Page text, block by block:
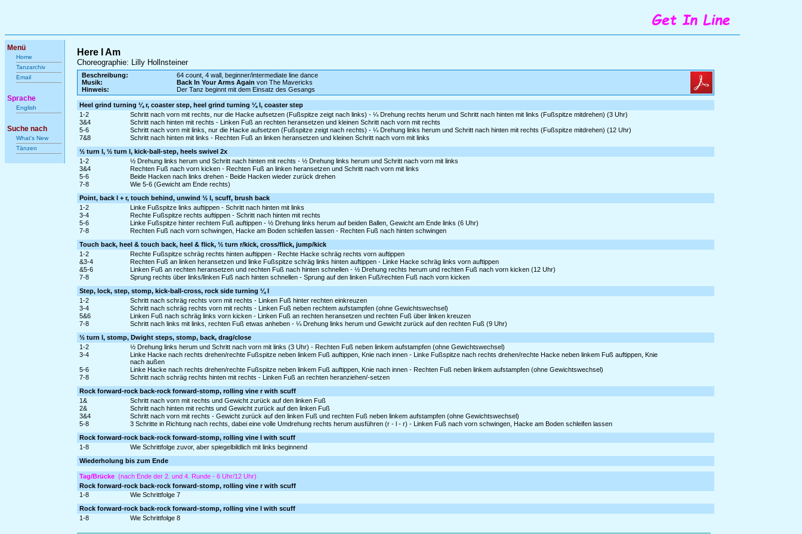
Menü
Home
Tanzarchiv
Email
Sprache
English
Suche nach
What's New
Tänzen
Here I Am
Choreographie: Lilly Hollnsteiner
Beschreibung:
64 count, 4 wall, beginner/intermediate line dance
Musik:
Back In Your Arms Again von The Mavericks
Hinweis:
Der Tanz beginnt mit dem Einsatz des Gesangs
Heel grind turning ¼ r, coaster step, heel grind turning ¼ l, coaster step
1-2
Schritt nach vorn mit rechts, nur die Hacke aufsetzen (Fußspitze zeigt nach links) - ¼ Drehung rechts herum und Schritt nach hinten mit links (Fußspitze mitdrehen) (3 Uhr)
3&4
Schritt nach hinten mit rechts - Linken Fuß an rechten heransetzen und kleinen Schritt nach vorn mit rechts
5-6
Schritt nach vorn mit links, nur die Hacke aufsetzen (Fußspitze zeigt nach rechts) - ¼ Drehung links herum und Schritt nach hinten mit rechts (Fußspitze mitdrehen) (12 Uhr)
7&8
Schritt nach hinten mit links - Rechten Fuß an linken heransetzen und kleinen Schritt nach vorn mit links
½ turn l, ½ turn l, kick-ball-step, heels swivel 2x
1-2
½ Drehung links herum und Schritt nach hinten mit rechts - ½ Drehung links herum und Schritt nach vorn mit links
3&4
Rechten Fuß nach vorn kicken - Rechten Fuß an linken heransetzen und Schritt nach vorn mit links
5-6
Beide Hacken nach links drehen - Beide Hacken wieder zurück drehen
7-8
Wie 5-6 (Gewicht am Ende rechts)
Point, back l + r, touch behind, unwind ½ l, scuff, brush back
1-2
Linke Fußspitze links auftippen - Schritt nach hinten mit links
3-4
Rechte Fußspitze rechts auftippen - Schritt nach hinten mit rechts
5-6
Linke Fußspitze hinter rechtem Fuß auftippen - ½ Drehung links herum auf beiden Ballen, Gewicht am Ende links (6 Uhr)
7-8
Rechten Fuß nach vorn schwingen, Hacke am Boden schleifen lassen - Rechten Fuß nach hinten schwingen
Touch back, heel & touch back, heel & flick, ½ turn r/kick, cross/flick, jump/kick
1-2
Rechte Fußspitze schräg rechts hinten auftippen - Rechte Hacke schräg rechts vorn auftippen
&3-4
Rechten Fuß an linken heransetzen und linke Fußspitze schräg links hinten auftippen - Linke Hacke schräg links vorn auftippen
&5-6
Linken Fuß an rechten heransetzen und rechten Fuß nach hinten schnellen - ½ Drehung rechts herum und rechten Fuß nach vorn kicken (12 Uhr)
7-8
Sprung rechts über links/linken Fuß nach hinten schnellen - Sprung auf den linken Fuß/rechten Fuß nach vorn kicken
Step, lock, step, stomp, kick-ball-cross, rock side turning ¼ l
1-2
Schritt nach schräg rechts vorn mit rechts - Linken Fuß hinter rechten einkreuzen
3-4
Schritt nach schräg rechts vorn mit rechts - Linken Fuß neben rechtem aufstampfen (ohne Gewichtswechsel)
5&6
Linken Fuß nach schräg links vorn kicken - Linken Fuß an rechten heransetzen und rechten Fuß über linken kreuzen
7-8
Schritt nach links mit links, rechten Fuß etwas anheben - ¼ Drehung links herum und Gewicht zurück auf den rechten Fuß (9 Uhr)
½ turn l, stomp, Dwight steps, stomp, back, drag/close
1-2
½ Drehung links herum und Schritt nach vorn mit links (3 Uhr) - Rechten Fuß neben linkem aufstampfen (ohne Gewichtswechsel)
3-4
Linke Hacke nach rechts drehen/rechte Fußspitze neben linkem Fuß auftippen, Knie nach innen - Linke Fußspitze nach rechts drehen/rechte Hacke neben linkem Fuß auftippen, Knie
nach außen
5-6
Linke Hacke nach rechts drehen/rechte Fußspitze neben linkem Fuß auftippen, Knie nach innen - Rechten Fuß neben linkem aufstampfen (ohne Gewichtswechsel)
7-8
Schritt nach schräg rechts hinten mit rechts - Linken Fuß an rechten heranziehen/-setzen
Rock forward-rock back-rock forward-stomp, rolling vine r with scuff
1&
Schritt nach vorn mit rechts und Gewicht zurück auf den linken Fuß
2&
Schritt nach hinten mit rechts und Gewicht zurück auf den linken Fuß
3&4
Schritt nach vorn mit rechts - Gewicht zurück auf den linken Fuß und rechten Fuß neben linkem aufstampfen (ohne Gewichtswechsel)
5-8
3 Schritte in Richtung nach rechts, dabei eine volle Umdrehung rechts herum ausführen (r - l - r) - Linken Fuß nach vorn schwingen, Hacke am Boden schleifen lassen
Rock forward-rock back-rock forward-stomp, rolling vine l with scuff
1-8
Wie Schrittfolge zuvor, aber spiegelbildlich mit links beginnend
Wiederholung bis zum Ende
Tag/Brücke (nach Ende der 2. und 4. Runde - 6 Uhr/12 Uhr)
Rock forward-rock back-rock forward-stomp, rolling vine r with scuff
1-8
Wie Schrittfolge 7
Rock forward-rock back-rock forward-stomp, rolling vine l with scuff
1-8
Wie Schrittfolge 8